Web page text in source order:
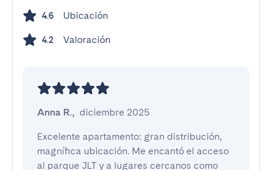
4.6 Ubicación
4.2 Valoración
Anna R., diciembre 2025
Excelente apartamento: gran distribución,
magnífica ubicación. Me encantó el acceso
al parque JLT y a lugares cercanos como